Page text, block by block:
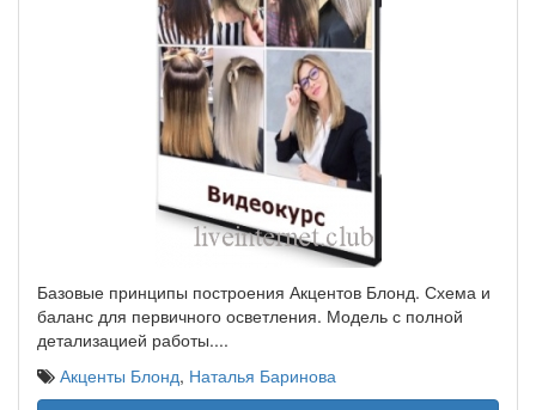
Базовые принципы построения Акцентов Блонд. Схема и
баланс для первичного осветления. Модель с полной
детализацией работы....
Акценты Блонд, Наталья Баринова